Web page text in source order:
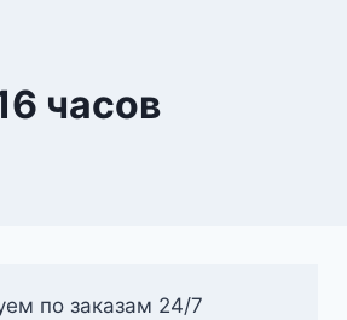
часов
по заказам 24/7